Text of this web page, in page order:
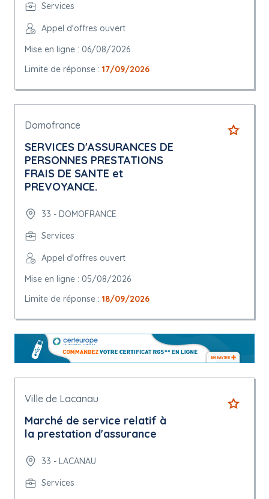
Services
Appel d'offres ouvert
Mise en ligne : 06/08/2026
Limite de réponse : 17/09/2026
Domofrance
SERVICES D'ASSURANCES DE
PERSONNES PRESTATIONS
FRAIS DE SANTE et
PREVOYANCE.
33 - DOMOFRANCE
Services
Appel d'offres ouvert
Mise en ligne : 05/08/2026
Limite de réponse : 18/09/2026
Ville de Lacanau
Marché de service relatif à
la prestation d'assurance
33 - LACANAU
Services